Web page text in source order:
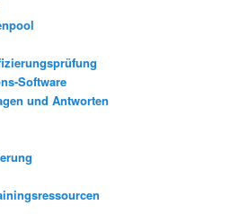
Software
und Antworten